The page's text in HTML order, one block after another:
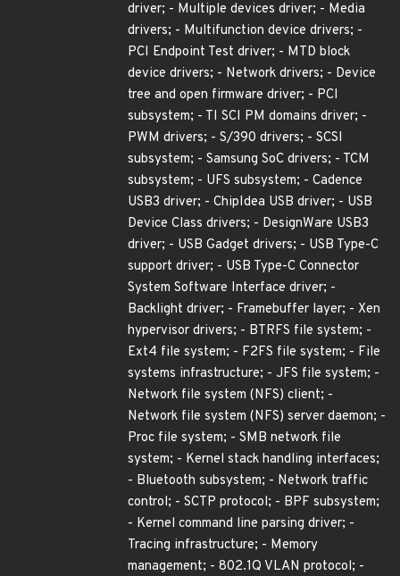
driver; - Multiple devices driver; - Media
drivers; - Multifunction device drivers; -
PCI Endpoint Test driver; - MTD block
device drivers; - Network drivers; - Device
tree and open firmware driver; - PCI
subsystem; - TI SCI PM domains driver; -
PWM drivers; - S/390 drivers; - SCSI
subsystem; - Samsung SoC drivers; - TCM
subsystem; - UFS subsystem; - Cadence
USB3 driver; - ChipIdea USB driver; - USB
Device Class drivers; - DesignWare USB3
driver; - USB Gadget drivers; - USB Type-C
support driver; - USB Type-C Connector
System Software Interface driver; -
Backlight driver; - Framebuffer layer; - Xen
hypervisor drivers; - BTRFS file system; -
Ext4 file system; - F2FS file system; - File
systems infrastructure; - JFS file system; -
Network file system (NFS) client; -
Network file system (NFS) server daemon; -
Proc file system; - SMB network file
system; - Kernel stack handling interfaces;
- Bluetooth subsystem; - Network traffic
control; - SCTP protocol; - BPF subsystem;
- Kernel command line parsing driver; -
Tracing infrastructure; - Memory
management; - 802.1Q VLAN protocol; -